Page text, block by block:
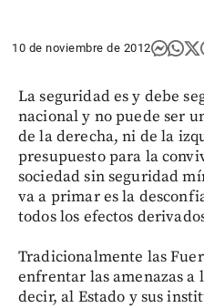
10 de noviembre de 2012
La seguridad es y debe
nacional y no puede ser
de la derecha, ni de la
presupuesto para la
sociedad sin seguridad
va a primar es la
todos los efectos
Tradicionalmente las
enfrentar las amenazas a
decir, al Estado y sus